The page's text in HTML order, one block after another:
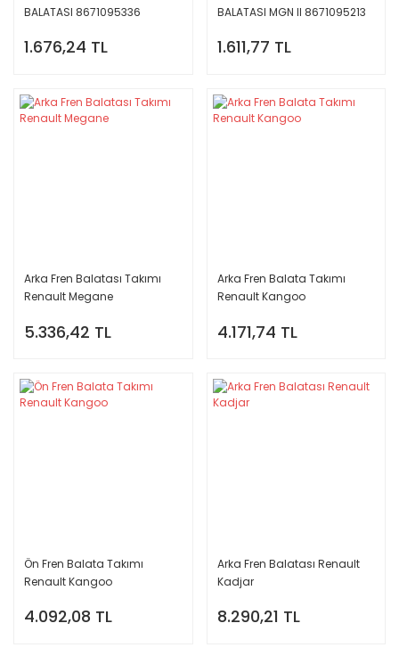
BALATASI 8671095336
1.676,24 TL
BALATASI MGN II 8671095213
1.611,77 TL
Arka Fren Balatası Takımı
Renault Megane
5.336,42 TL
Arka Fren Balata Takımı
Renault Kangoo
4.171,74 TL
Ön Fren Balata Takımı
Renault Kangoo
4.092,08 TL
Arka Fren Balatası Renault
Kadjar
8.290,21 TL